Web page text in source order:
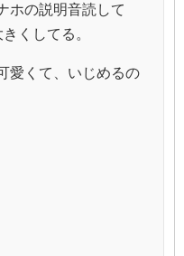
ホの説明音読して
くしてる。
愛くて、いじめるの